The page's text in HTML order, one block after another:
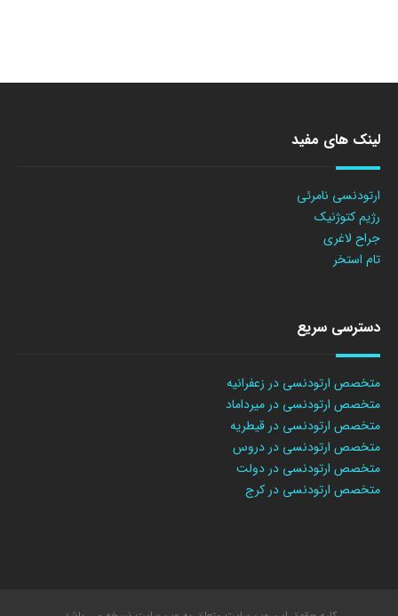
لینک های مفید
ارتودنسی نامرئی
رژیم کتوژنیک
جراح لاغری
تام استخر
دسترسی سریع
متخصص ارتودنسی در زعفرانیه
متخصص ارتودنسی در میرداماد
متخصص ارتودنسی در قیطریه
متخصص ارتودنسی در دروس
متخصص ارتودنسی در دولت
متخصص ارتودنسی در کرج